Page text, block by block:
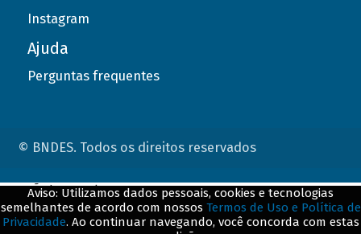
Instagram
Ajuda
Perguntas frequentes
© BNDES. Todos os direitos reservados
Aviso: Utilizamos dados pessoais, cookies e tecnologias
semelhantes de acordo com nossos Termos de Uso e Política de
Privacidade. Ao continuar navegando, você concorda com estas
ConteÃºdo complementar
${title}${badge}